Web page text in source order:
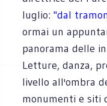
luglio:"dal
ormai un
panorama delle
Letture, danza,
livello all'ombra
monumenti e siti